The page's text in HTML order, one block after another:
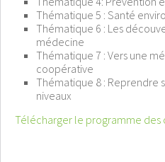
Thématique 5 : Santé
Thématique 6 : Les
médecine
Thématique 7 : Vers une
coopérative
Thématique 8 : Reprendre
niveaux
Télécharger le programme